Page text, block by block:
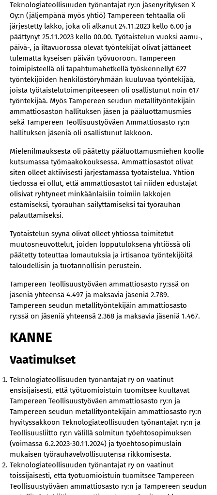
Teknologiateollisuuden työnantajat ry:n jäsenyrityksen X
Oy:n (jäljempänä myös yhtiö) Tampereen tehtaalla oli
järjestetty lakko, joka oli alkanut 24.11.2023 kello 6.00 ja
päättynyt 25.11.2023 kello 00.00. Työtaistelun vuoksi aamu-,
päivä-, ja iltavuorossa olevat työntekijät olivat jättäneet
tulematta kyseisen päivän työvuoroon. Tampereen
toimipisteellä oli tapahtumahetkellä työskennellyt 627
työntekijöiden henkilöstöryhmään kuuluvaa työntekijää,
joista työtaistelutoimenpiteeseen oli osallistunut noin 617
työntekijää. Myös Tampereen seudun metallityöntekijäin
ammattiosaston hallituksen jäsen ja pääluottamusmies
sekä Tampereen Teollisuustyöväen Ammattiosasto ry:n
hallituksen jäseniä oli osallistunut lakkoon.
Mielenilmauksesta oli päätetty pääluottamusmiehen koolle
kutsumassa työmaakokouksessa. Ammattiosastot olivat
siten olleet aktiivisesti järjestämässä työtaistelua. Yhtiön
tiedossa ei ollut, että ammattiosastot tai niiden edustajat
olisivat ryhtyneet minkäänlaisiin toimiin lakkojen
estämiseksi, työrauhan säilyttämiseksi tai työrauhan
palauttamiseksi.
Työtaistelun syynä olivat olleet yhtiössä toimitetut
muutosneuvottelut, joiden lopputuloksena yhtiössä oli
päätetty toteuttaa lomautuksia ja irtisanoa työntekijöitä
taloudellisin ja tuotannollisin perustein.
Tampereen Teollisuustyöväen ammattiosasto ry:ssä on
jäseniä yhteensä 4.497 ja maksavia jäseniä 2.789.
Tampereen seudun metallityöntekijäin ammattiosasto
ry:ssä on jäseniä yhteensä 2.368 ja maksavia jäseniä 1.467.
KANNE
Vaatimukset
Teknologiateollisuuden työnantajat ry on vaatinut
ensisijaisesti, että työtuomioistuin tuomitsee kuultavat
Tampereen Teollisuustyöväen ammattiosasto ry:n ja
Tampereen seudun metallityöntekijäin ammattiosasto ry:n
hyvityssakkoon Teknologiateollisuuden työnantajat ry:n ja
Teollisuusliitto ry:n välillä solmitun työehtosopimuksen
(voimassa 6.2.2023-30.11.2024) ja työehtosopimuslain
mukaisen työrauhavelvollisuutensa rikkomisesta.
Teknologiateollisuuden työnantajat ry on vaatinut
toissijaisesti, että työtuomioistuin tuomitsee Tampereen
Teollisuustyöväen ammattiosasto ry:n ja Tampereen seudun